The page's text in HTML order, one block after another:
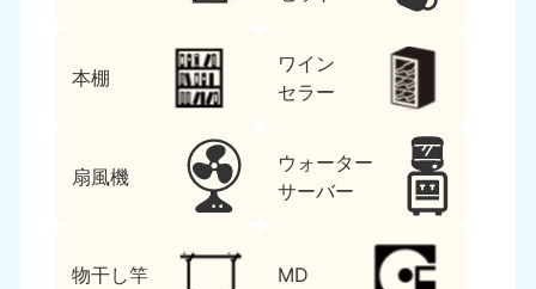
本棚
ワイン
セラー
扇風機
ウォーター
サーバー
物干し竿 MD